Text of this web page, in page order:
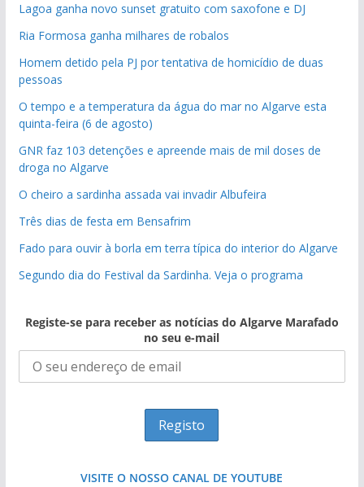
Lagoa ganha novo sunset gratuito com saxofone e DJ
Ria Formosa ganha milhares de robalos
Homem detido pela PJ por tentativa de homicídio de duas
pessoas
O tempo e a temperatura da água do mar no Algarve esta
quinta-feira (6 de agosto)
GNR faz 103 detenções e apreende mais de mil doses de
droga no Algarve
O cheiro a sardinha assada vai invadir Albufeira
Três dias de festa em Bensafrim
Fado para ouvir à borla em terra típica do interior do Algarve
Segundo dia do Festival da Sardinha. Veja o programa
Registe-se para receber as notícias do Algarve Marafado
no seu e-mail
VISITE O NOSSO CANAL DE YOUTUBE